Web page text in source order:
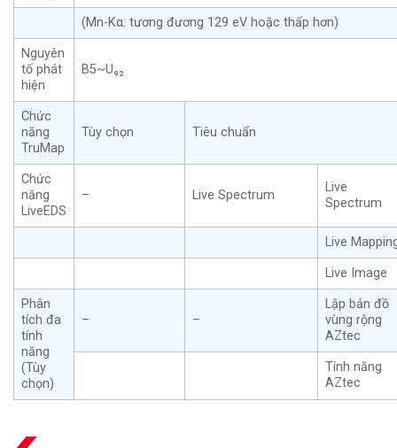
(Mn-Kα: tương đương 129 eV hoặc thấp hơn)
Nguyên
tố phát
hiện
B5~U₉₂
Chức
năng
TruMap
Tùy chọn Tiêu chuẩn
Chức
năng
LiveEDS
– Live Spectrum
Live
Spectrum
Live
Live Image
Phân
tích đa
tính
năng
(Tùy
chọn)
– –
Lập bản đồ
vùng rộng
AZtec
Tính năng
AZtec